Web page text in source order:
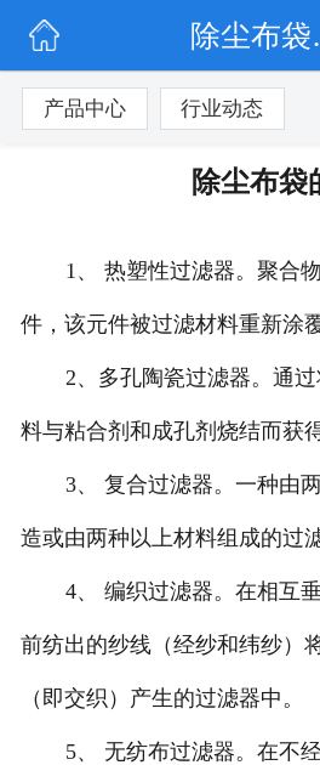
产品中心 行业动态
除尘布袋
1、 热塑性过滤器。聚合
件，该元件被过滤材料重新涂覆
2、多孔陶瓷过滤器。通
料与粘合剂和成孔剂烧结而获
3、 复合过滤器。一种由
造或由两种以上材料组成的过滤
4、 编织过滤器。在相互
前纺出的纱线（经纱和纬纱）
（即交织）产生的过滤器中。
5、 无纺布过滤器。在不